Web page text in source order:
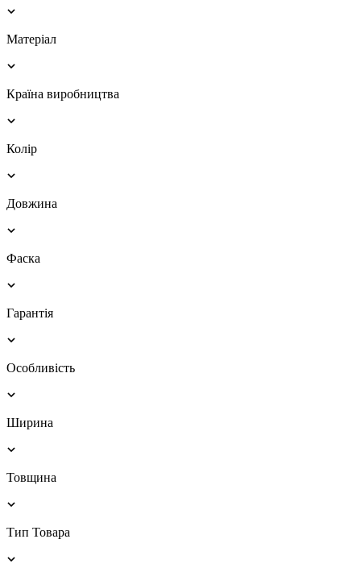
Матеріал
Країна виробництва
Колір
Довжина
Фаска
Гарантія
Особливість
Ширина
Товщина
Тип Товара